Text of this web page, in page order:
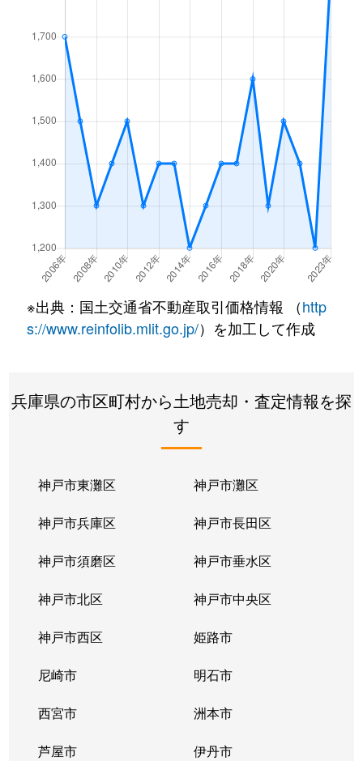
徒歩
玉津町
徒歩
玉津町
徒歩
玉津町
950万円 明石
徒歩1
玉津町
3,900万円 西神南
徒歩
月が丘
850万円 栄(兵庫)
徒歩
長畑町
700万円 明石
徒歩1
平野町
200万円 明石
徒歩1
富士見が丘
150万円 押部谷
徒歩5
富士見が丘
800万円 押部谷
徒歩
760万円
美賀多台
西神中央
美賀多台
西神中央
水谷
明石
見津が丘
10,000万円 木津(兵庫)
見津が丘
47,000万円 木津(兵庫)
美穂が丘
押部谷
森友
11,000万円 明石
※出典：国土交通省不動産取引価格情報 （http
s://www.reinfolib.mlit.go.jp/）を加工して作成
兵庫県の市区町村から土地売却・査定情報を探
す
神戸市東灘区 神戸市灘区
神戸市兵庫区 神戸市長田区
神戸市須磨区 神戸市垂水区
神戸市北区 神戸市中央区
神戸市西区 姫路市
尼崎市 明石市
西宮市 洲本市
芦屋市 伊丹市